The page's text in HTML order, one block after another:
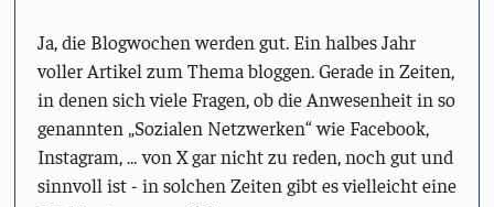
Ja, die Blogwochen werden gut. Ein halbes Jahr
voller Artikel zum Thema bloggen. Gerade in Zeiten,
in denen sich viele Fragen, ob die Anwesenheit in so
genannten „Sozialen Netzwerken“ wie Facebook,
Instagram, … von X gar nicht zu reden, noch gut und
sinnvoll ist - in solchen Zeiten gibt es vielleicht eine